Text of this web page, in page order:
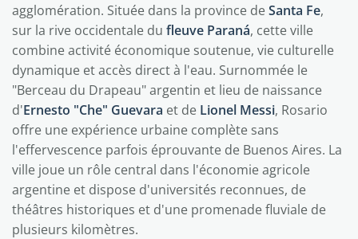
agglomération. Située dans la province deSanta Fe,
sur la rive occidentale du fleuve Paraná, cette ville
combine activité économique soutenue, vie culturelle
dynamique et accès direct à l'eau. Surnommée le
"Berceau du Drapeau" argentin et lieu de naissance
d'Ernesto "Che" Guevara et de Lionel Messi, Rosario
offre une expérience urbaine complète sans
l'effervescence parfois éprouvante de Buenos Aires. La
ville joue un rôle central dans l'économie agricole
argentine et dispose d'universités reconnues, de
théâtres historiques et d'une promenade fluviale de
plusieurs kilomètres.